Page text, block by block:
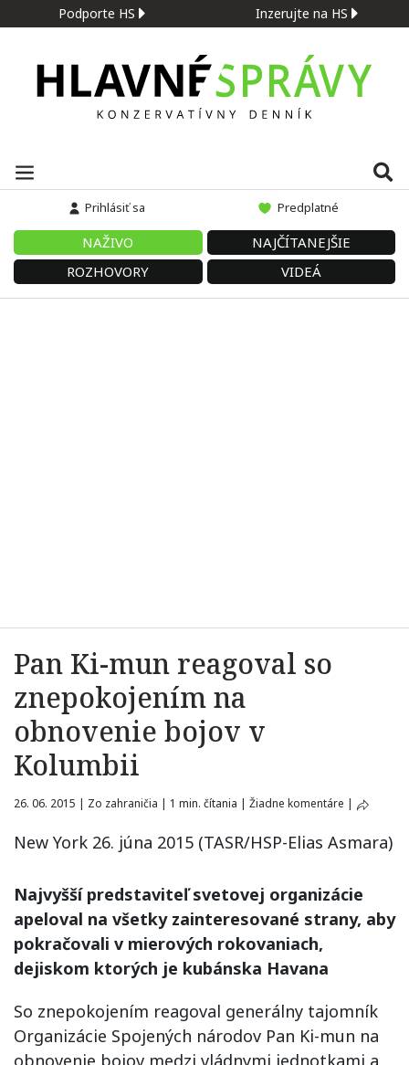
Podporte HS Inzerujte na HS
Prihlásiť sa Predplatné
NAŽIVO
NAJČÍTANEJŠIE
ROZHOVORY
VIDEÁ
Pan Ki-mun reagoval so
znepokojením na
obnovenie bojov v
Kolumbii
26. 06. 2015 | Zo zahraničia | 1 min. čítania | Žiadne komentáre |
New York 26. júna 2015 (TASR/HSP-Elias Asmara)
Najvyšší predstaviteľ svetovej organizácie
apeloval na všetky zainteresované strany, aby
pokračovali v mierových rokovaniach,
dejiskom ktorých je kubánska Havana
So znepokojením reagoval generálny tajomník
Organizácie Spojených národov Pan Ki-mun na
obnovenie bojov medzi vládnymi jednotkami a